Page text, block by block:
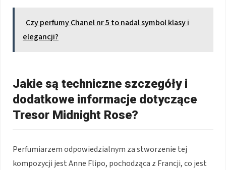
Czy perfumy Chanel nr 5 to nadal symbol klasy i
elegancji?
Jakie są techniczne szczegóły i
dodatkowe informacje dotyczące
Tresor Midnight Rose?
Perfumiarzem odpowiedzialnym za stworzenie tej
kompozycji jest Anne Flipo, pochodząca z Francji, co jest